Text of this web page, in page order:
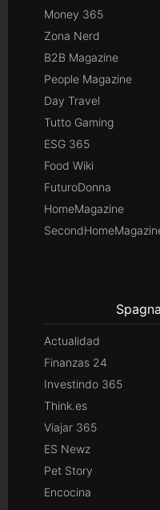
Money 365
Zona Nerd
B2B Magazine
People Magazine
Day Travel
Tutto Gaming
ESG 365
Food Wiki
FuturoDonna
HomeMagazine
Actualidad
Finanzas 24
Investindo 365
Think.es
Viajar 365
ES Newz
Pet Story
Encocina